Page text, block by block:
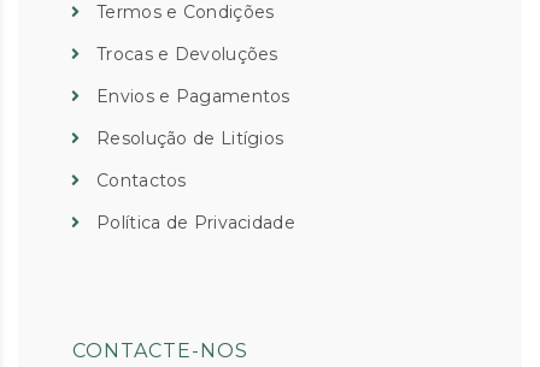
Termos e Condições
Trocas e Devoluções
Envios e Pagamentos
Resolução de Litígios
Contactos
Política de Privacidade
CONTACTE-NOS